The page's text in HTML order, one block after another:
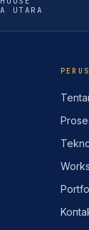
UTARA